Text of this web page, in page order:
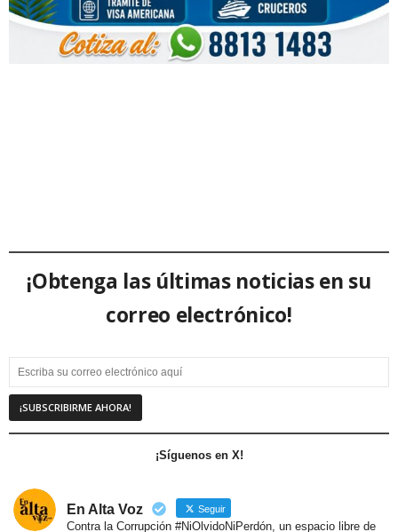
¡Obtenga las últimas noticias en su
correo electrónico!
¡Síguenos en X!
En Alta Voz Seguir
Contra la Corrupción #NiOlvidoNiPerdón, un espacio libre de